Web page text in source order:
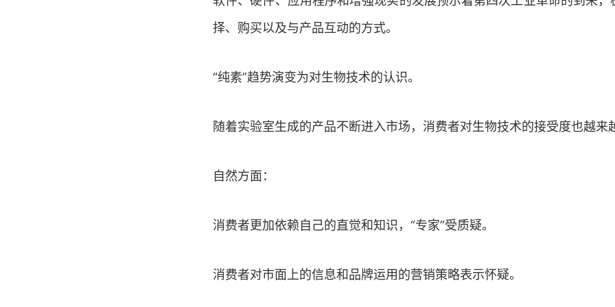
择、购买以及与产品互动的方式。
“纯素”趋势演变为对生物技术的认识。
随着实验室生成的产品不断进入市场，消费者对生物技术的接受度也越来
自然方面：
消费者更加依赖自己的直觉和知识，“专家”受质疑。
消费者对市面上的信息和品牌运用的营销策略表示怀疑。